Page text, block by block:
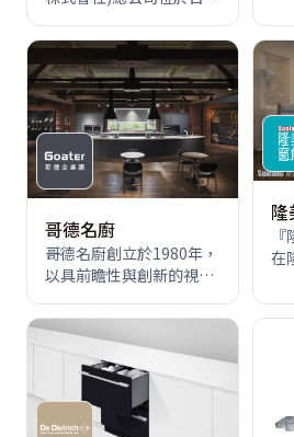
視，實現「螢幕無處不
在」的願景，解放顯示器
可擺放在家中位置的無限
自由 在 2016 年，我們的
影像顯示器部門推出全球
公認同級畫質最佳的量子
點電視，而我們復古的
Serif 電視則引入了電視業
中的全新設計典範，提升
地位。消費者意識中對於
高解析度與高畫質要求日
漸提高，因此，我們
面電視上有著爆發性的成
長。我們旨在為消費者提
供最佳的觀賞體驗，推出
全球第一台，同時也是唯
一一台能夠呈現 100% 色
域的 QLED 電視。這全新
產膠膜歷史、三十七家 國
內外子公司，在全球黏‧
接著製品的領域上是首屈
一指的公司。<br> 所提供
的系列產品包括：薄膜‧
標籤 專用的黏著紙‧黏著
膠膜或是包裝用膠帶、建
材裝潢用材‧汽車相關產
帶、光學 機能性膠膜、保
健相關產品等等，所含括
的領域相當多元也相當豐
富。<br>LINTEC 株式會
社擁有精密 塗佈技術以及
專業研究所，所開發生產
之窗戶隔熱膜具 高透明、
高斷熱、易施工特性，以
優越的產品性能及專業品
哥德名廚
哥德名廚創立於1980年，
以具前瞻性與創新的視野
今已邁入三十餘年。早期
以專業廚具銷售為主，並
設立廚具製造工廠，開發
歐化廚具之製造，更以哥
德『GOATER』品牌從事
市場行銷，引領了精品廚
隆
在
府
隆
同